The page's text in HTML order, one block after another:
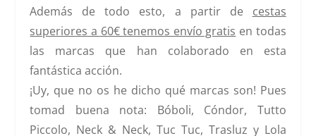
Además de todo esto, a partir de cestas
superiores a 60€ tenemos envío gratis en todas
las marcas que han colaborado en esta
fantástica acción.
¡Uy, que no os he dicho qué marcas son! Pues
tomad buena nota: Bóboli, Cóndor, Tutto
Piccolo, Neck & Neck, Tuc Tuc, Trasluz y Lola